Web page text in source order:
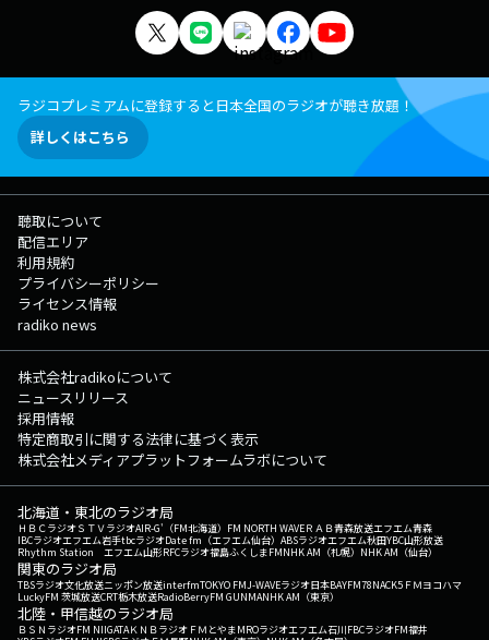
ラジコプレミアムに登録すると日本全国のラジオが聴き放題！
詳しくはこちら
聴取について
配信エリア
利用規約
プライバシーポリシー
ライセンス情報
radiko news
株式会社radikoについて
ニュースリリース
採用情報
特定商取引に関する法律に基づく表示
株式会社メディアプラットフォームラボについて
北海道・東北のラジオ局
ＨＢＣラジオＳＴＶラジオAIR-G'（FM北海道） FM NORTH WAVEＲＡＢ青森放送エフエム青森
IBCラジオエフエム岩手tbcラジオDate fm（エフエム仙台） ABSラジオエフエム秋田YBC山形放送
Rhythm Station エフエム山形RFCラジオ福島ふくしまFMNHK AM（札幌） NHK AM（仙台）
関東のラジオ局
TBSラジオ文化放送ニッポン放送interfmTOKYO FMJ-WAVEラジオ日本BAYFM78NACK5 ＦＭヨコハマ
LuckyFM 茨城放送CRT栃木放送RadioBerryFM GUNMANHK AM（東京）
北陸・甲信越のラジオ局
ＢＳＮラジオFM NIIGATAＫＮＢラジオ ＦＭとやまMROラジオエフエム石川FBCラジオFM福井